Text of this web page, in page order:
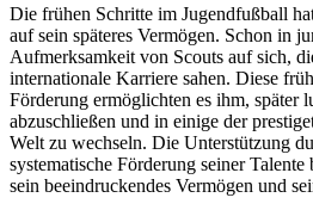
Die frühen Schritte im Jugendfußball
auf sein späteres Vermögen. Schon in
Aufmerksamkeit von Scouts auf sich,
internationale Karriere sahen. Diese
Förderung ermöglichten es ihm, später
abzuschließen und in einige der
Welt zu wechseln. Die Unterstützung
systematische Förderung seiner
sein beeindruckendes Vermögen und